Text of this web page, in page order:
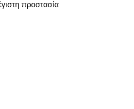
προστασία